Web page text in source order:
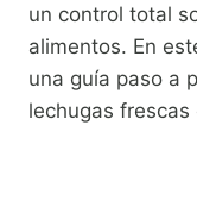
un control total
alimentos. En
una guía paso a
lechugas frescas